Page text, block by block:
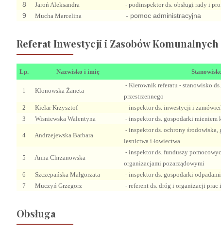
8 Jaroń Aleksandra - podinspektor ds. obsługi rady i
9 Mucha Marcelina - pomoc administracyjna
Referat Inwestycji i Zasobów Komunalnych
Lp. Nazwisko i imię
1 Klonowska Żaneta
- Kierownik referatu - stanowisko
przestrzennego
2
Kielar Krzysztof
- inspektor ds. inwestycji i
3
Wisniewska Walentyna - inspektor ds. gospodarki mieniem
4 Andrzejewska Barbara
- inspektor ds. ochrony środowiska,
lesnictwa i łowiectwa
5 Anna Chrzanowska
- inspektor ds. funduszy
organizacjami pozarządowymi
6
Szczepańska Małgorzata - inspektor ds. gospodarki
7
Muczyń Grzegorz - referent ds. dróg i organizacji
Obsługa